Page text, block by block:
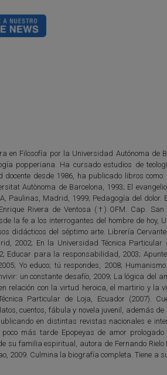
en Filosofía por la Universidad Autónoma de
popperiana. Ha cursado estudios de
desde 1986, ha publicado libros como:
Autònoma de Barcelona, 1993; El
Paulinas, Madrid, 1999; Pedagogía del dolor.
Rivera de Ventosa (†) OFM. Cap.
la fe a los interrogantes del hombre de hoy,
didácticos del séptimo arte. Librería
2002; En la Universidad Técnica Particular
Educar para la responsabilidad, 2003;
Yo educo; tú respondes, 2008;
un constante desafío, 2009; La lógica del
relación con la virtud heroica, el martirio y la
Particular de Loja, Ecuador (2007).
cuentos, fábula y novela juvenil, además
en distintas revistas nacionales e
más tarde Epopeyas de amor prologado
su familia espiritual, autora de Fernando
2009. Culmina la biografía completa. Tiene a